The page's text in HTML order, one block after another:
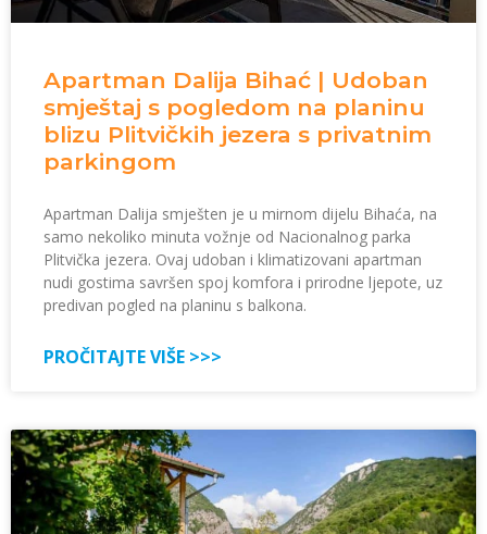
Apartman Dalija Bihać | Udoban
smještaj s pogledom na planinu
blizu Plitvičkih jezera s privatnim
parkingom
Apartman Dalija smješten je u mirnom dijelu Bihaća, na
samo nekoliko minuta vožnje od Nacionalnog parka
Plitvička jezera. Ovaj udoban i klimatizovani apartman
nudi gostima savršen spoj komfora i prirodne ljepote, uz
predivan pogled na planinu s balkona.
PROČITAJTE VIŠE >>>